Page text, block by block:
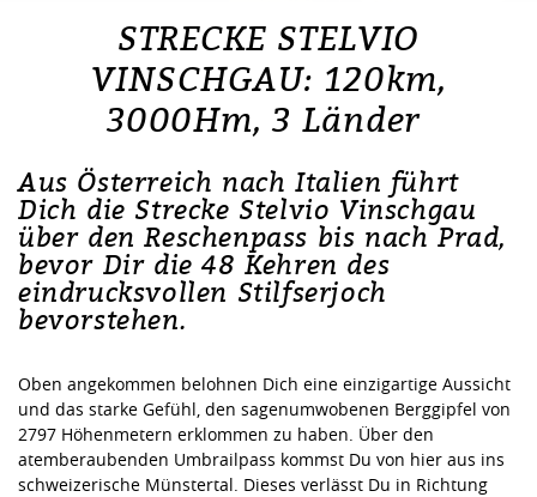
STRECKE STELVIO
VINSCHGAU: 120km,
3000Hm, 3 Länder
Aus Österreich nach Italien führt
Dich die Strecke Stelvio Vinschgau
über den Reschenpass bis nach Prad,
bevor Dir die 48 Kehren des
eindrucksvollen Stilfserjoch
bevorstehen.
Oben angekommen belohnen Dich eine einzigartige Aussicht
und das starke Gefühl, den sagenumwobenen Berggipfel von
2797 Höhenmetern erklommen zu haben. Über den
atemberaubenden Umbrailpass kommst Du von hier aus ins
schweizerische Münstertal. Dieses verlässt Du in Richtung